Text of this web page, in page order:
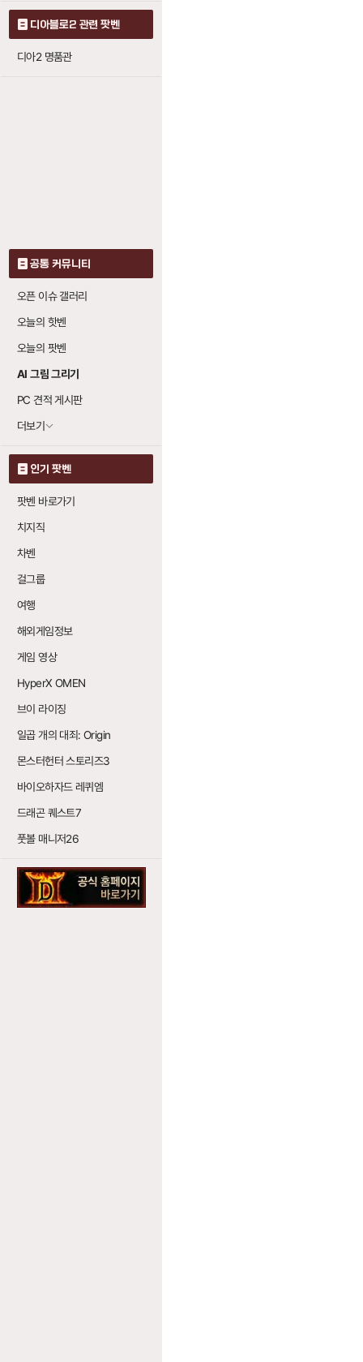
디아블로2 관련 팟벤
디아2 명품관
공통 커뮤니티
오픈 이슈 갤러리
오늘의 핫벤
오늘의 팟벤
AI 그림 그리기
PC 견적 게시판
더보기
인기 팟벤
팟벤 바로가기
치지직
차벤
걸그룹
여행
해외게임정보
게임 영상
HyperX OMEN
브이 라이징
일곱 개의 대죄: Origin
몬스터헌터 스토리즈3
바이오하자드 레퀴엠
드래곤 퀘스트7
풋볼 매니저26